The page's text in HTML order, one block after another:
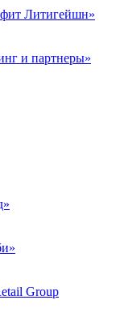
Литигейшн»
и партнеры»
Group